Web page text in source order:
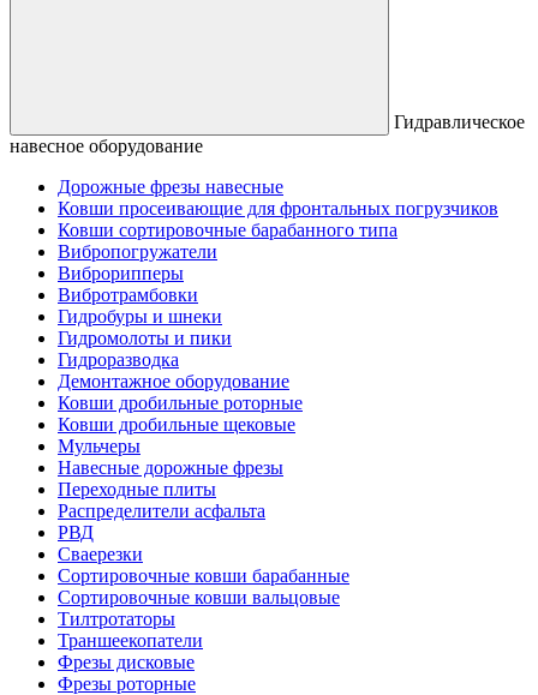
Гидравлическое
навесное оборудование
Дорожные фрезы навесные
Ковши просеивающие для фронтальных погрузчиков
Ковши сортировочные барабанного типа
Вибропогружатели
Виброрипперы
Вибротрамбовки
Гидробуры и шнеки
Гидромолоты и пики
Гидроразводка
Демонтажное оборудование
Ковши дробильные роторные
Ковши дробильные щековые
Мульчеры
Навесные дорожные фрезы
Переходные плиты
Распределители асфальта
РВД
Сваерезки
Сортировочные ковши барабанные
Сортировочные ковши вальцовые
Тилтротаторы
Траншеекопатели
Фрезы дисковые
Фрезы роторные